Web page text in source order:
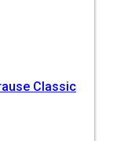
Classic